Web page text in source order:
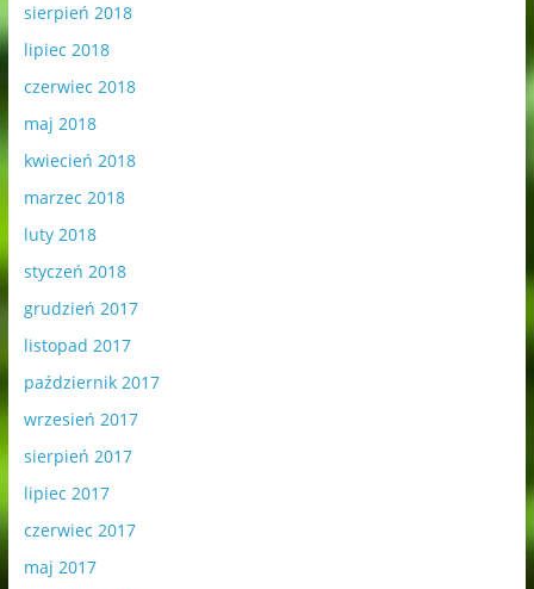
sierpień 2018
lipiec 2018
czerwiec 2018
maj 2018
kwiecień 2018
marzec 2018
luty 2018
styczeń 2018
grudzień 2017
listopad 2017
październik 2017
wrzesień 2017
sierpień 2017
lipiec 2017
czerwiec 2017
maj 2017